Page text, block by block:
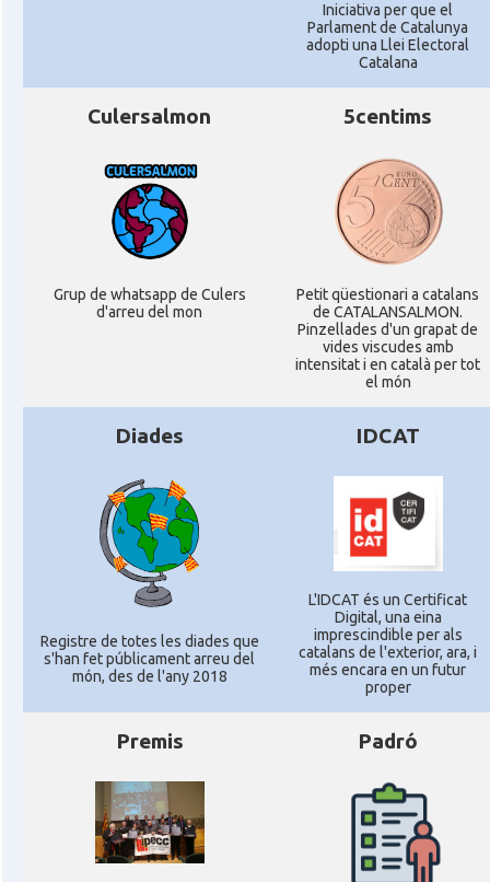
Iniciativa per que el
Parlament de Catalunya
adopti una Llei Electoral
Catalana
Culersalmon
Grup de whatsapp de Culers
d'arreu del mon
5centims
Petit qüestionari a catalans
de CATALANSALMON.
Pinzellades d'un grapat de
vides viscudes amb
intensitat i en català per tot
el món
Diades
Registre de totes les diades que
s'han fet públicament arreu del
món, des de l'any 2018
IDCAT
L'IDCAT és un Certificat
Digital, una eina
imprescindible per als
catalans de l'exterior, ara, i
més encara en un futur
proper
Premis Padró